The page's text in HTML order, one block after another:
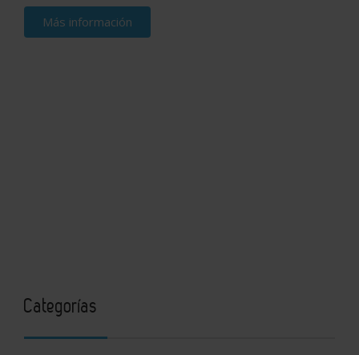
Más información
Categorías